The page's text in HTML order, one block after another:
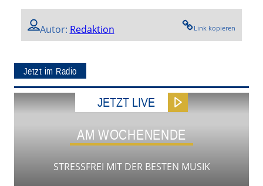
Autor: Redaktion Link kopieren
Jetzt im Radio
JETZT LIVE
AM WOCHENENDE
STRESSFREI MIT DER BESTEN MUSIK